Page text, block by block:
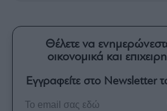
Θέλετε να
οικονομικά και
Εγγραφείτε στο Newsletter